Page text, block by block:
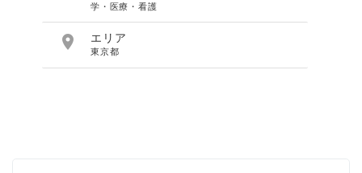
学・医療・看護
 エリア
東京都